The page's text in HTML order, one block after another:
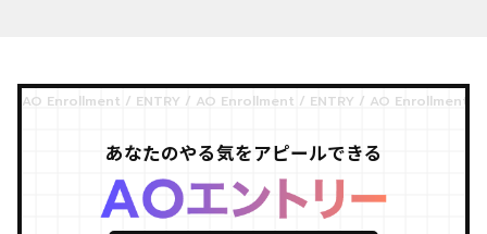
あなたのやる気をアピールできる